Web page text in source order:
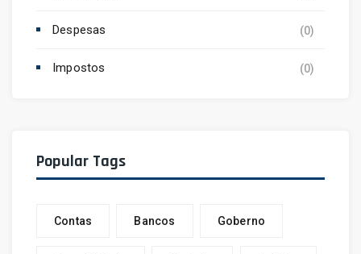
Despesas (0)
Impostos (0)
Popular Tags
Contas Bancos Goberno